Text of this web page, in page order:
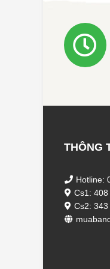
THÔNG
Hotline:
Cs1:
Cs2: